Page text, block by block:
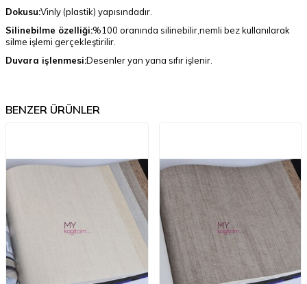
Dokusu:Vinly (plastik) yapısındadır.
Silinebilme özelliği:%100 oranında silinebilir,nemli bez kullanılarak
silme işlemi gerçekleştirilir.
Duvara işlenmesi:Desenler yan yana sıfır işlenir.
BENZER ÜRÜNLER